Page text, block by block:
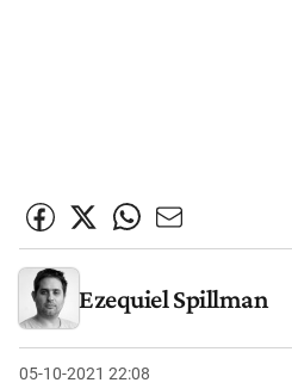
Ezequiel Spillman
05-10-2021 22:08